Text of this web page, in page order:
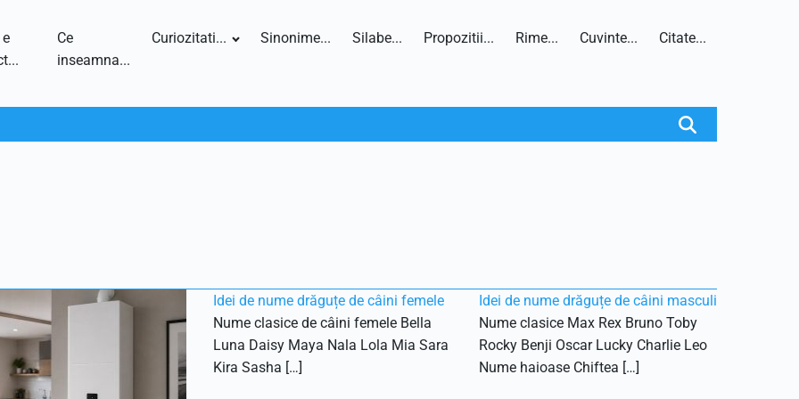
Ce
inseamna...
Curiozitati... Sinonime... Silabe... Propozitii... Rime... Cuvinte... Citate...
Idei de nume drăguțe de câini femele
Nume clasice de câini femele Bella
Luna Daisy Maya Nala Lola Mia Sara
Kira Sasha […]
Idei de nume drăguțe de câini masculi
Nume clasice Max Rex Bruno Toby
Rocky Benji Oscar Lucky Charlie Leo
Nume haioase Chiftea […]